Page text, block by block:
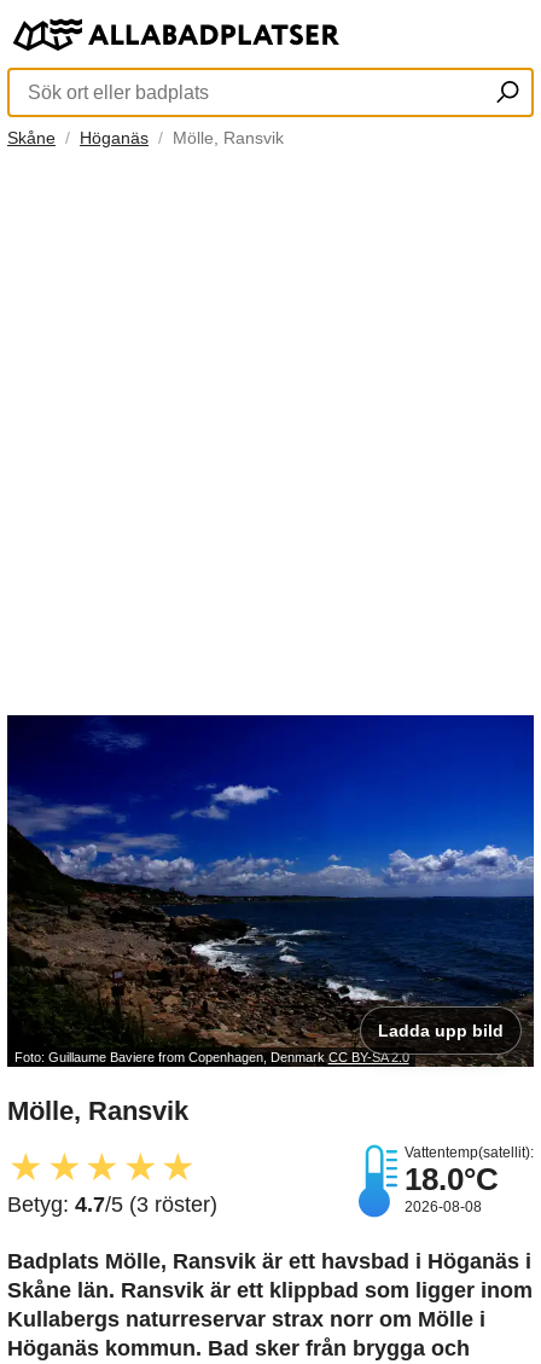
Skåne Höganäs Mölle, Ransvik
Foto: Guillaume Baviere from Copenhagen, DenmarkCC BY-SA 2.0
Ladda upp bild
Mölle, Ransvik
★ ★★ ★★
Betyg: 4.7/5 (3 röster)
Vattentemp(satellit):
18.0°C
2026-08-08
Badplats Mölle, Ransvik är ett havsbad i Höganäs i
Skåne län. Ransvik är ett klippbad som ligger inom
Kullabergs naturreservar strax norr om Mölle i
Höganäs kommun. Bad sker från brygga och